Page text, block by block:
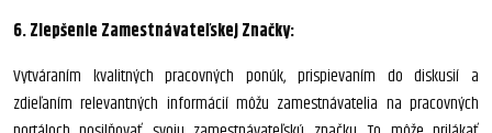
6. Zlepšenie Zamestnávateľskej Značky:
Vytváraním kvalitných pracovných ponúk, prispievaním do diskusií a
zdieľaním relevantných informácií môžu zamestnávatelia na pracovných